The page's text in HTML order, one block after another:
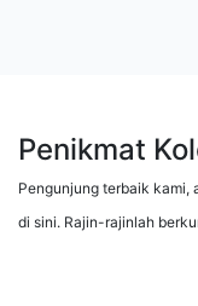
Penikmat
Pengunjung terbaik kami,
di sini. Rajin-rajinlah